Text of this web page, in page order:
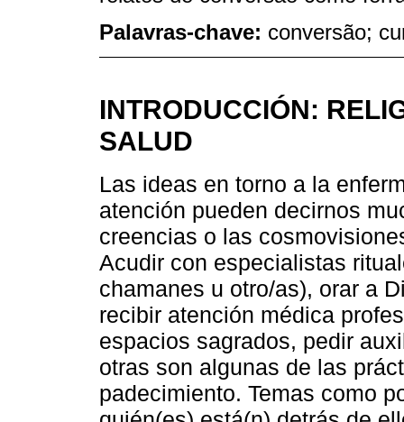
Palavras-chave: conversão;
INTRODUCCIÓN:
SALUD
Las ideas en torno a la
atención pueden decirnos
creencias o las
Acudir con especialistas
chamanes u otro/as), orar a
recibir atención médica
espacios sagrados, pedir
otras son algunas de las
padecimiento. Temas como